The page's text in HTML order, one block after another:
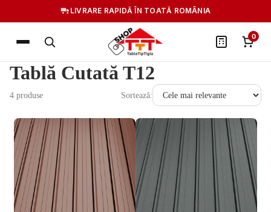
LIVRARE RAPIDĂ ÎN TOATĂ ROMÂNIA
0
Tablă Cutată T12
4 produse Sortează: